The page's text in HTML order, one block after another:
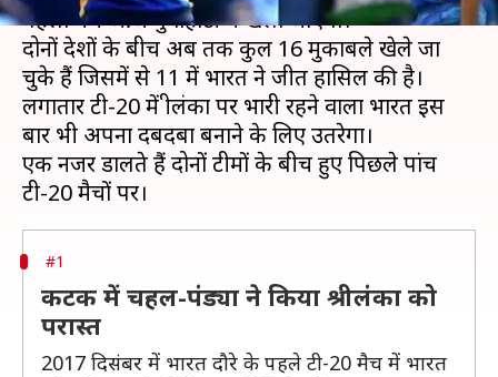
पहला मैच आज गुवाहाटी में खेला जाएगा।
दोनों देशों के बीच अब तक कुल 16 मुकाबले खेले जा
चुके हैं जिसमें से 11 में भारत ने जीत हासिल की है।
लगातार टी-20 में श्रीलंका पर भारी रहने वाला भारत इस
बार भी अपना दबदबा बनाने के लिए उतरेगा।
एक नजर डालते हैं दोनों टीमों के बीच हुए पिछले पांच
#1
कटक में चहल-पंड्या ने किया श्रीलंका को
परास्त
2017 दिसंबर में भारत दौरे के पहले टी-20 मैच में भारत